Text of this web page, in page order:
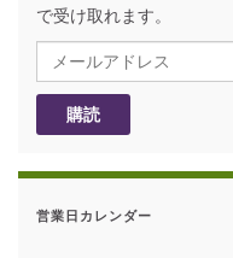
で受け取れます。
メールアドレス
購読
営業日カレンダー